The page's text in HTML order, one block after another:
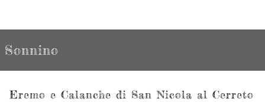
Sonnino
Eremo e Calanche di San Nicola al Cerreto